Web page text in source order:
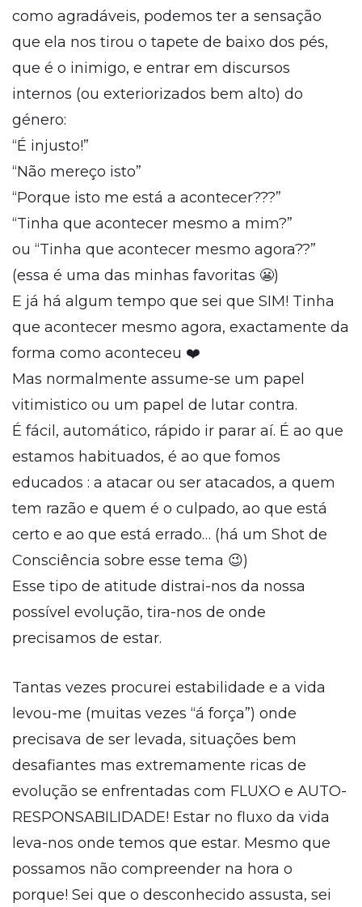
como agradáveis, podemos ter a sensação
que ela nos tirou o tapete de baixo dos pés,
que é o inimigo, e entrar em discursos
internos (ou exteriorizados bem alto) do
género:
“É injusto!”
“Não mereço isto”
“Porque isto me está a acontecer???”
“Tinha que acontecer mesmo a mim?”
ou “Tinha que acontecer mesmo agora??”
(essa é uma das minhas favoritas 😬)
E já há algum tempo que sei que SIM! Tinha
que acontecer mesmo agora, exactamente da
forma como aconteceu ❤️
Mas normalmente assume-se um papel
vitimistico ou um papel de lutar contra.
É fácil, automático, rápido ir parar aí. É ao que
estamos habituados, é ao que fomos
educados : a atacar ou ser atacados, a quem
tem razão e quem é o culpado, ao que está
certo e ao que está errado… (há um Shot de
Consciência sobre esse tema 😉)
Esse tipo de atitude distrai-nos da nossa
possível evolução, tira-nos de onde
precisamos de estar.
Tantas vezes procurei estabilidade e a vida
levou-me (muitas vezes “á força”) onde
precisava de ser levada, situações bem
desafiantes mas extremamente ricas de
evolução se enfrentadas com FLUXO e AUTO-
RESPONSABILIDADE! Estar no fluxo da vida
leva-nos onde temos que estar. Mesmo que
possamos não compreender na hora o
porque! Sei que o desconhecido assusta, sei